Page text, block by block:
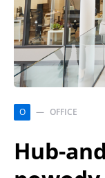
O OFFICE
Hub-